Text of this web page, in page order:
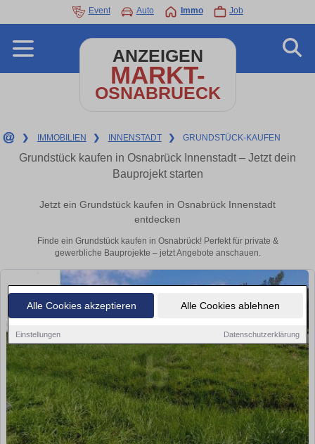
Alle Cookies akzeptieren Alle Cookies ablehnen
Einstellungen Datenschutzerklärung
Event Auto Immo Job
ANZEIGEN
MARKT-
OSNABRUECK
❯ IMMOBILIEN ❯ INNENSTADT ❯ GRUNDSTÜCK-KAUFEN
Grundstück kaufen in Osnabrück Innenstadt – Jetzt dein
Bauprojekt starten
Jetzt ein Grundstück kaufen in Osnabrück Innenstadt
entdecken
Finde ein Grundstück kaufen in Osnabrück! Perfekt für private &
gewerbliche Bauprojekte – jetzt Angebote anschauen.